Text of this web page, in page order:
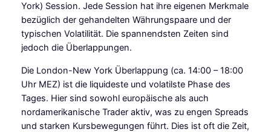
York) Session. Jede Session hat ihre eigenen Merkmale
bezüglich der gehandelten Währungspaare und der
typischen Volatilität. Die spannendsten Zeiten sind
jedoch die Überlappungen.
Die London-New York Überlappung (ca. 14:00 – 18:00
Uhr MEZ) ist die liquideste und volatilste Phase des
Tages. Hier sind sowohl europäische als auch
nordamerikanische Trader aktiv, was zu engen Spreads
und starken Kursbewegungen führt. Dies ist oft die Zeit,